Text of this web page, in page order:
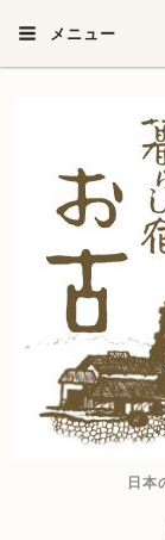
メニュー
日本